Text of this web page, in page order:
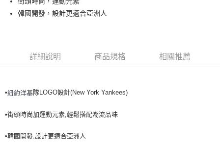
街口支付
全家取貨付款<未取貨列黑名單/不支援離島取退>
全家取貨<不支援離島取退>
每筆NT$60，滿NT$499(含以上)免運費
韓國開發，設計更適合亞洲人
詳細說明 商品規格 相關推薦
•紐約洋基隊LOGO設計(New York Yankees)
•街頭時尚加運動元素,輕鬆搭配潮流品味
•韓國開發,設計更適合亞洲人